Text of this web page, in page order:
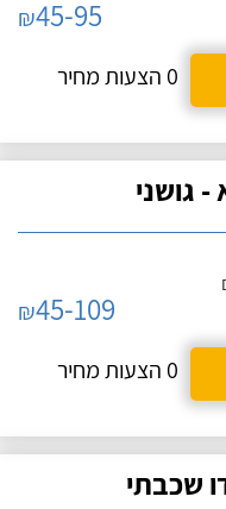
₪45-95
0 הצעות מחיר
גושני
₪45-109
0 הצעות מחיר
שכבתי